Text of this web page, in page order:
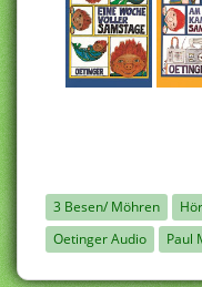
3 Besen/ Möhren
Oetinger Audio
Paul